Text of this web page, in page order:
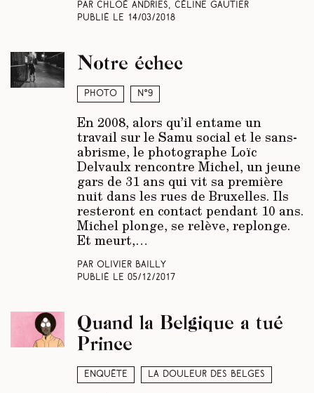
Par Chloé Andries, Céline Gautier
Publié le 14/03/2018
Photo N°9
Notre échec
En 2008, alors qu’il entame un
travail sur le Samu social et le sans-
abrisme, le photographe Loïc
Delvaulx rencontre Michel, un jeune
gars de 31 ans qui vit sa première
nuit dans les rues de Bruxelles. Ils
resteront en contact pendant 10 ans.
Michel plonge, se relève, replonge.
Et meurt,…
Par Olivier Bailly
Publié le 05/12/2017
Enquête La douleur des Belges
Quand la Belgique a tué
Prince